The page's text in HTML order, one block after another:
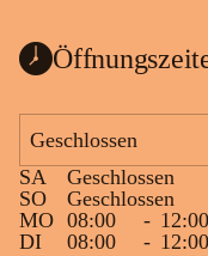
Parkplatz auf der
Zielgelände mit
Ablauf
Samstag, 19.9.
Geschlossen
SA
Geschlossen
SO
Geschlossen
MO 08:00 - 12:00
DI
08:00 - 12:00